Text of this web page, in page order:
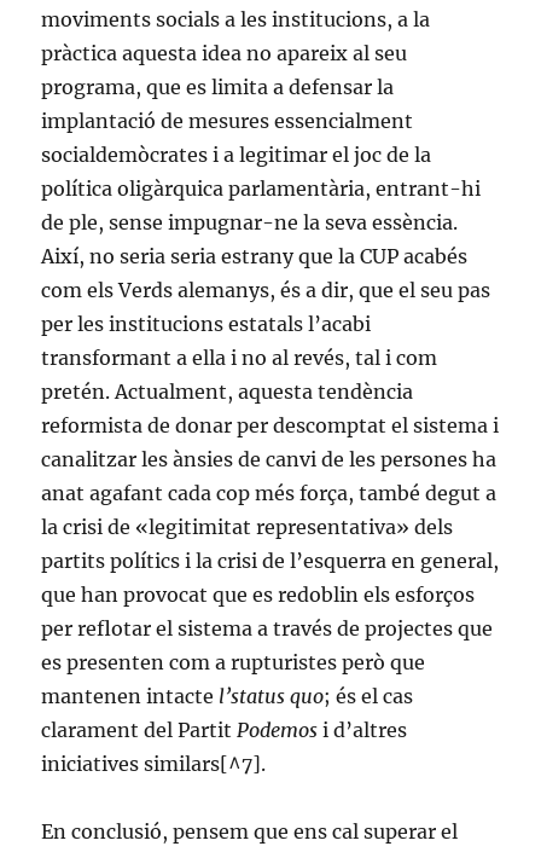
moviments socials a les institucions, a la
pràctica aquesta idea no apareix al seu
programa, que es limita a defensar la
implantació de mesures essencialment
socialdemòcrates i a legitimar el joc de la
política oligàrquica parlamentària, entrant-hi
de ple, sense impugnar-ne la seva essència.
Així, no seria seria estrany que la CUP acabés
com els Verds alemanys, és a dir, que el seu pas
per les institucions estatals l’acabi
transformant a ella i no al revés, tal i com
pretén. Actualment, aquesta tendència
reformista de donar per descomptat el sistema i
canalitzar les ànsies de canvi de les persones ha
anat agafant cada cop més força, també degut a
la crisi de «legitimitat representativa» dels
partits polítics i la crisi de l’esquerra en general,
que han provocat que es redoblin els esforços
per reflotar el sistema a través de projectes que
es presenten com a rupturistes però que
mantenen intacte l’status quo; és el cas
clarament del PartitPodemos i d’altres
iniciatives similars[^7].
En conclusió, pensem que ens cal superar el